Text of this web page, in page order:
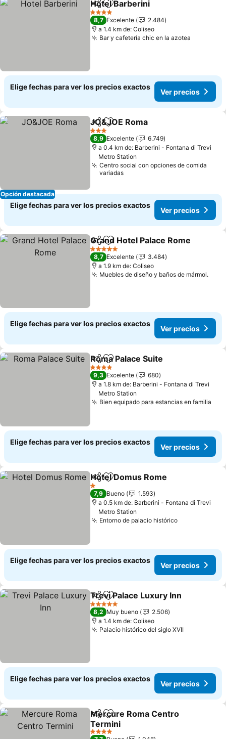
CompartirAgregar a favoritos
Hotel Barberini
4 Estrellas
8,7 Excelente
2.484
a 1.4 km de: Coliseo
Bar y cafetería chic en la azotea
Elige fechas para ver los precios exactos
Ver precios
Opción destacada
CompartirAgregar a favoritos
JO&JOE Roma
3 Estrellas
8,9 Excelente
6.749
a 0.4 km de: Barberini - Fontana di Trevi
Metro Station
Centro social con opciones de comida
variadas
Elige fechas para ver los precios exactos
Ver precios
CompartirAgregar a favoritos
Grand Hotel Palace Rome
5 Estrellas
8,7 Excelente
3.484
a 1.9 km de: Coliseo
Muebles de diseño y baños de mármol.Ver
Elige fechas para ver los precios exactos
Ver precios
CompartirAgregar a favoritos
Roma Palace Suite
4 Estrellas
9,3 Excelente
680
a 1.8 km de: Barberini - Fontana di Trevi
Metro Station
Bien equipado para estancias en familia
Elige fechas para ver los precios exactos
Ver precios
CompartirAgregar a favoritos
Hotel Domus Rome
1 Estrellas
7,9 Bueno
1.593
a 0.5 km de: Barberini - Fontana di Trevi
Metro Station
Entorno de palacio históricoVer precios
Elige fechas para ver los precios exactos
Ver precios
Compartir
Agregar a favoritos
Trevi Palace Luxury Inn
5 Estrellas
8,2 Muy bueno
2.506
a 1.4 km de: Coliseo
Palacio histórico del siglo XVIIVer
Elige fechas para ver los precios exactos
Ver precios
CompartirAgregar a favoritos
Mercure Roma Centro
Termini
Ver precios
4 Estrellas